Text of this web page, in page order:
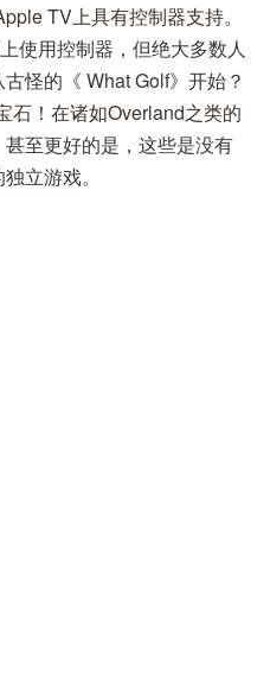
TV上具有控制器支持。
使用控制器，但绝大多数人
怪的《 What Golf》开始？
石！在诸如Overland之类的
至更好的是，这些是没有
立游戏。